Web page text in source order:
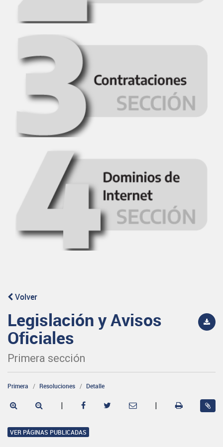
Volver
Legislación y Avisos
Oficiales
Primera sección
Primera Resoluciones Detalle
| |
VER PÁGINAS PUBLICADAS